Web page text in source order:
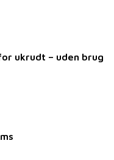
ukrudt – uden brug